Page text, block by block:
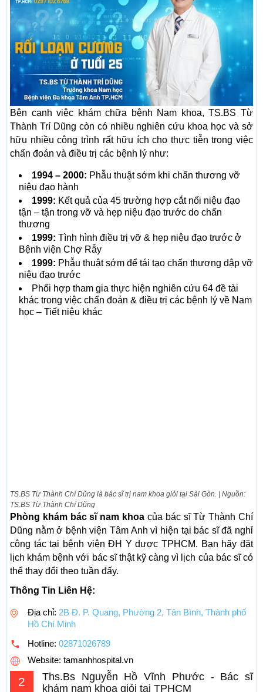
Bên cạnh việc khám chữa bệnh Nam khoa, TS.BS Từ
Thành Trí Dũng còn có nhiều nghiên cứu khoa học và sở
hữu nhiều công trình rất hữu ích cho thực tiễn trong việc
chẩn đoán và điều trị các bệnh lý như:
1994 – 2000: Phẫu thuật sớm khi chấn thương vỡ
niệu đạo hành
1999: Kết quả của 45 trường hợp cắt nối niệu đạo
tận – tận trong vỡ và hẹp niệu đạo trước do chấn
thương
1999: Tình hình điều trị vỡ & hẹp niệu đạo trước ở
Bệnh viện Chợ Rẫy
1999: Phẫu thuật sớm để tái tạo chấn thương dập vỡ
niệu đạo trước
Phối hợp tham gia thực hiện nghiên cứu 64 đề tài
khác trong việc chẩn đoán & điều trị các bệnh lý về Nam
học – Tiết niệu khác
TS.BS Từ Thành Chí Dũng là bác sĩ trị nam khoa giỏi tại Sài Gòn. | Nguồn:
TS.BS Từ Thành Chí Dũng
Phòng khám bác sĩ nam khoa của bác sĩ Từ Thành Chí
Dũng nằm ở bệnh viện Tâm Anh vì hiện tại bác sĩ đã nghỉ
công tác tại bệnh viện ĐH Y dược TPHCM. Bạn hãy đặt
lịch khám bệnh với bác sĩ thật kỹ càng vì lịch của bác sĩ có
thể thay đổi theo tuần đấy.
Thông Tin Liên Hệ:
Địa chỉ: 2B Đ. P. Quang, Phường 2, Tân Bình, Thành phố
Hồ Chí Minh
Hotline: 02871026789
Website: tamanhhospital.vn
2
Ths.Bs Nguyễn Hồ Vĩnh Phước - Bác sĩ
khám nam khoa giỏi tại TPHCM